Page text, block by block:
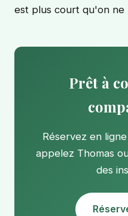
est plus court qu'on ne
Prêt à
Réservez en
appelez Thomas
des